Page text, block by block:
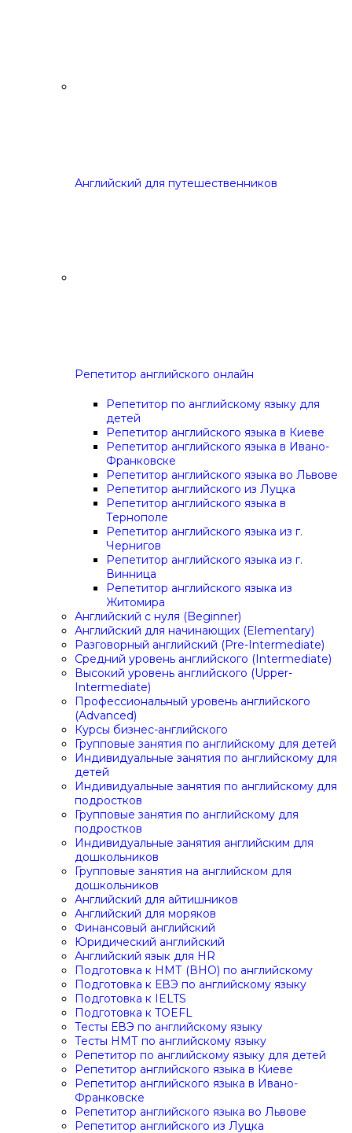
Английский для путешественников
Репетитор английского онлайн
Репетитор по английскому языку для
детей
Репетитор английского языка в Киеве
Репетитор английского языка в Ивано-
Франковске
Репетитор английского языка во Львове
Репетитор английского из Луцка
Репетитор английского языка в
Тернополе
Репетитор английского языка из г.
Чернигов
Репетитор английского языка из г.
Винница
Репетитор английского языка из
Житомира
Английский с нуля (Beginner)
Английский для начинающих (Elementary)
Разговорный английский (Pre-Intermediate)
Средний уровень английского (Intermediate)
Высокий уровень английского (Upper-
Intermediate)
Профессиональный уровень английского
(Advanced)
Курсы бизнес-английского
Групповые занятия по английскому для детей
Индивидуальные занятия по английскому для
детей
Индивидуальные занятия по английскому для
подростков
Групповые занятия по английскому для
подростков
Индивидуальные занятия английским для
дошкольников
Групповые занятия на английском для
дошкольников
Английский для айтишников
Английский для моряков
Финансовый английский
Юридический английский
Английский язык для HR
Подготовка к НМТ (ВНО) по английскому
Подготовка к ЕВЭ по английскому языку
Подготовка к IELTS
Подготовка к TOEFL
Тесты ЕВЭ по английскому языку
Тесты НМТ по английскому языку
Репетитор по английскому языку для детей
Репетитор английского языка в Киеве
Репетитор английского языка в Ивано-
Франковске
Репетитор английского языка во Львове
Репетитор английского из Луцка